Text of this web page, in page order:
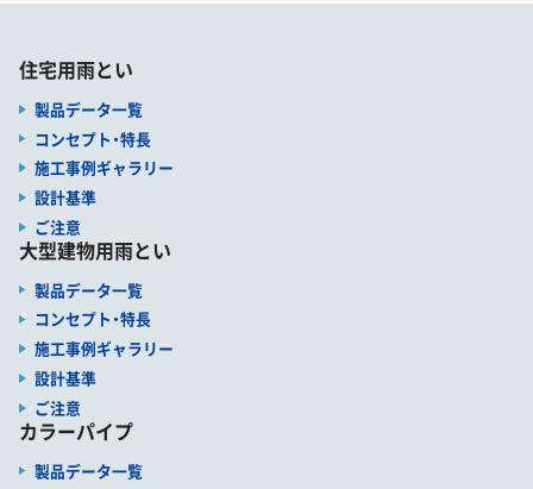
住宅用雨とい
製品データ一覧
コンセプト・特長
施工事例ギャラリー
設計基準
ご注意
大型建物用雨とい
製品データ一覧
コンセプト・特長
施工事例ギャラリー
設計基準
ご注意
カラーパイプ
製品データ一覧